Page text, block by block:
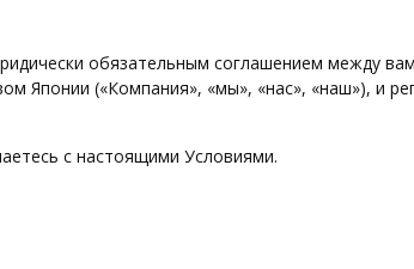
обязательным соглашением между
Японии («Компания», «мы», «нас», «наш»), и
с настоящими Условиями.